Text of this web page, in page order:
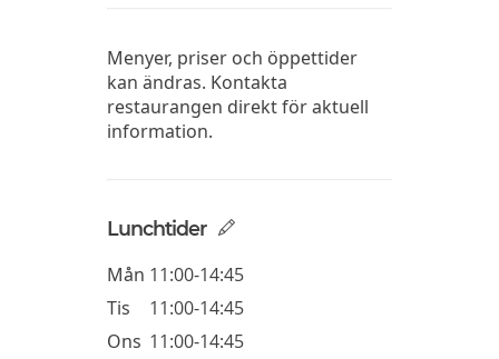
Menyer, priser och öppettider
kan ändras. Kontakta
restaurangen direkt för aktuell
information.
Lunchtider
Mån 11:00-14:45
Tis
11:00-14:45
Ons 11:00-14:45